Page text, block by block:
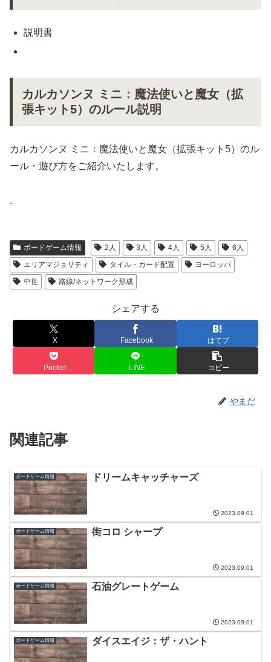
説明書
カルカソンヌ ミニ：魔法使いと魔女（拡
張キット5）のルール説明
カルカソンヌ ミニ：魔法使いと魔女（拡張キット5）のル
ール・遊び方をご紹介いたします。
.
ボードゲーム情報 2人 3人 4人 5人
6人
エリアマジョリティ
タイル・カード配置
ヨーロッパ
中世
路線/ネットワーク形成
シェアする
X Facebook はてブ
Pocket LINE コピー
やまだ
関連記事
ボードゲーム情報 ドリームキャッチャーズ
2023.09.01
ボードゲーム情報 街コロ シャープ
2023.09.01
ボードゲーム情報 石油グレートゲーム
2023.09.01
ボードゲーム情報 ダイスエイジ：ザ・ハント